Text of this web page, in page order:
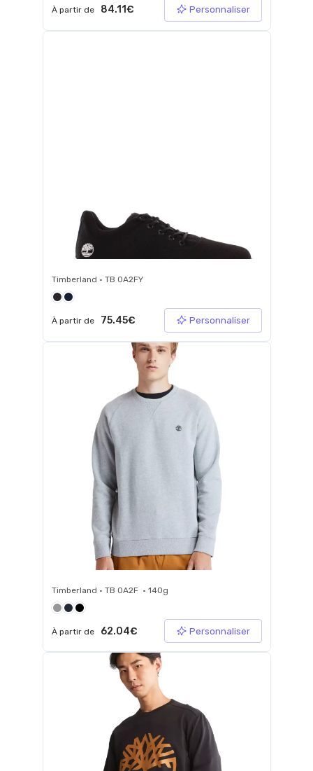
À partir de 84.11€ Personnaliser
Timberland • TB 0A2FY
À partir de 75.45€ Personnaliser
Timberland • TB 0A2F • 140g
À partir de 62.04€ Personnaliser